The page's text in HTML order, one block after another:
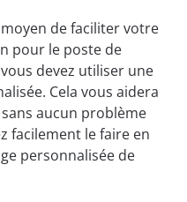
de faciliter votre
pour le poste de
devez utiliser une
Cela vous aidera
aucun problème
facilement le faire en
personnalisée de